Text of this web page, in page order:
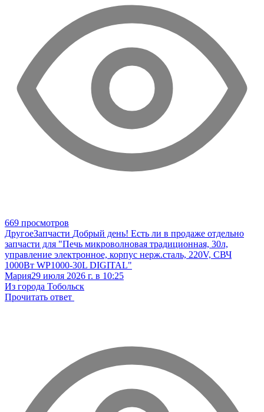
669 просмотров
ДругоеЗапчасти Добрый день! Есть ли в продаже отдельно
запчасти для "Печь микроволновая традиционная, 30л,
управление электронное, корпус нерж.сталь, 220V, СВЧ
1000Вт WP1000-30L DIGITAL"
Мария29 июля 2026 г. в 10:25
Из города Тобольск
Прочитать ответ